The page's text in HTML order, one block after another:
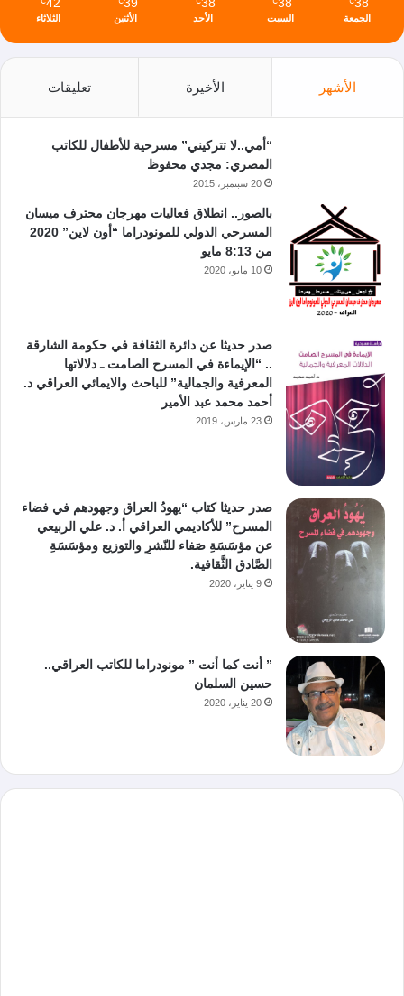
38
℃
الجمعة
38
℃
السبت
38
℃
الأحد
39
℃
الأثنين
42
℃
الثلاثاء
الأشهر الأخيرة تعليقات
“أمي..لا تتركيني” مسرحية للأطفال للكاتب
المصري: مجدي محفوظ
20 سبتمبر، 2015
بالصور.. انطلاق فعاليات مهرجان محترف ميسان
المسرحي الدولي للمونودراما “أون لاين” 2020
من 8:13 مايو
10 مايو، 2020
صدر حديثا عن دائرة الثقافة في حكومة الشارقة
.. “الإيماءة في المسرح الصامت ـ دلالاتها
المعرفية والجمالية” للباحث والايمائي العراقي د.
أحمد محمد عبد الأمير
23 مارس، 2019
صدر حديثا كتاب “يهودُ العراق وجهودهم في فضاء
المسرح” للأكاديمي العراقي أ. د. علي الربيعي
عن مؤسَسَةِ صَفاء للنّشرِ والتوزيع ومؤسَسَةِ
الصَّادق الثَّقافية.
9 يناير، 2020
” أنت كما أنت ” مونودراما للكاتب العراقي..
حسين السلمان
20 يناير، 2020